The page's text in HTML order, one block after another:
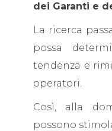
dei Garanti e
La ricerca
possa
tendenza e
operatori.
Così, alla
possono